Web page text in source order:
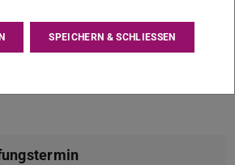
SPEICHERN & SCHLIESSEN